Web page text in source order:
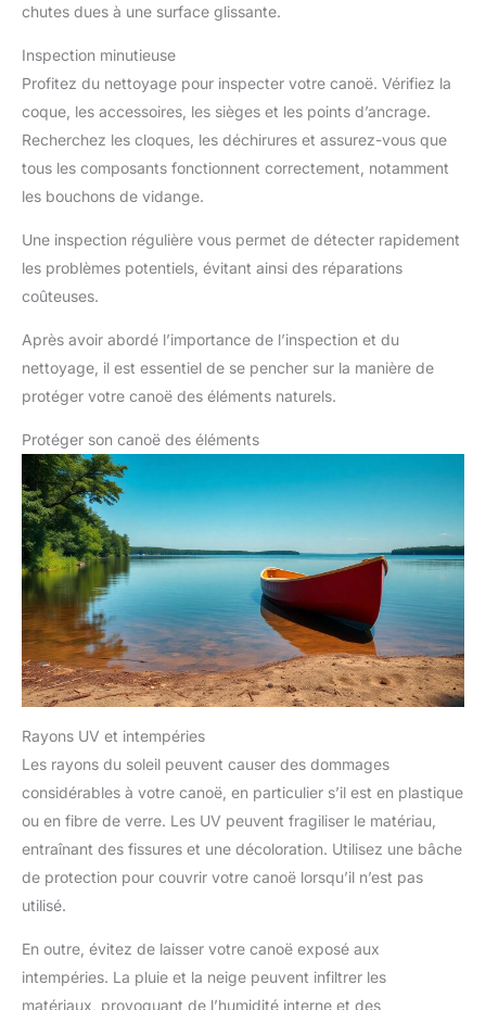
chutes dues à une surface glissante.
Inspection minutieuse
Profitez du nettoyage pour inspecter votre canoë. Vérifiez la
coque, les accessoires, les sièges et les points d’ancrage.
Recherchez les cloques, les déchirures et assurez-vous que
tous les composants fonctionnent correctement, notamment
les bouchons de vidange.
Une inspection régulière vous permet de détecter rapidement
les problèmes potentiels, évitant ainsi des réparations
coûteuses.
Après avoir abordé l’importance de l’inspection et du
nettoyage, il est essentiel de se pencher sur la manière de
protéger votre canoë des éléments naturels.
Protéger son canoë des éléments
Rayons UV et intempéries
Les rayons du soleil peuvent causer des dommages
considérables à votre canoë, en particulier s’il est en plastique
ou en fibre de verre. Les UV peuvent fragiliser le matériau,
entraînant des fissures et une décoloration. Utilisez une bâche
de protection pour couvrir votre canoë lorsqu’il n’est pas
utilisé.
En outre, évitez de laisser votre canoë exposé aux
intempéries. La pluie et la neige peuvent infiltrer les
matériaux, provoquant de l’humidité interne et des